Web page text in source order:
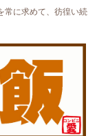
に求めて、彷徨い続